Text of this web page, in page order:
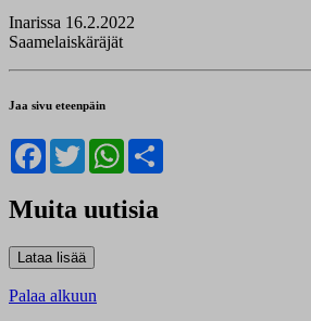
Inarissa 16.2.2022
Saamelaiskäräjät
Jaa sivu eteenpäin
Facebook
TwitterWhatsApp
Muita uutisia
Palaa alkuun